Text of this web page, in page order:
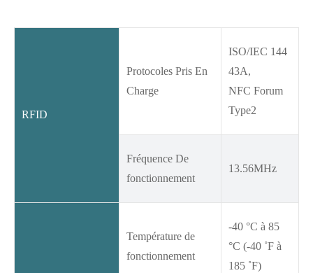
RFID
Protocoles Pris En
Charge
ISO/IEC 144
43A,
NFC Forum
Type2
Fréquence De
fonctionnement
13.56MHz
Température de
fonctionnement
-40 °C à 85
°C (-40 ˚F à
185 ˚F)